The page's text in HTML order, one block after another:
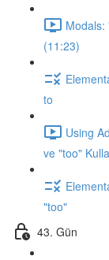
Modals:
(11:23)
to
Using
ve "too"
"too"
43. Gün